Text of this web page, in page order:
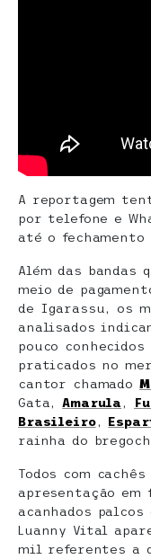
A reportagem
por telefone e
até o fechamento
Além das bandas
meio de
de Igarassu, os
analisados
pouco
praticados no
cantor chamado
Gata,Amarula ,
Brasileiro,
rainha do
Todos com
apresentação em
acanhados
Luanny Vital
mil referentes a